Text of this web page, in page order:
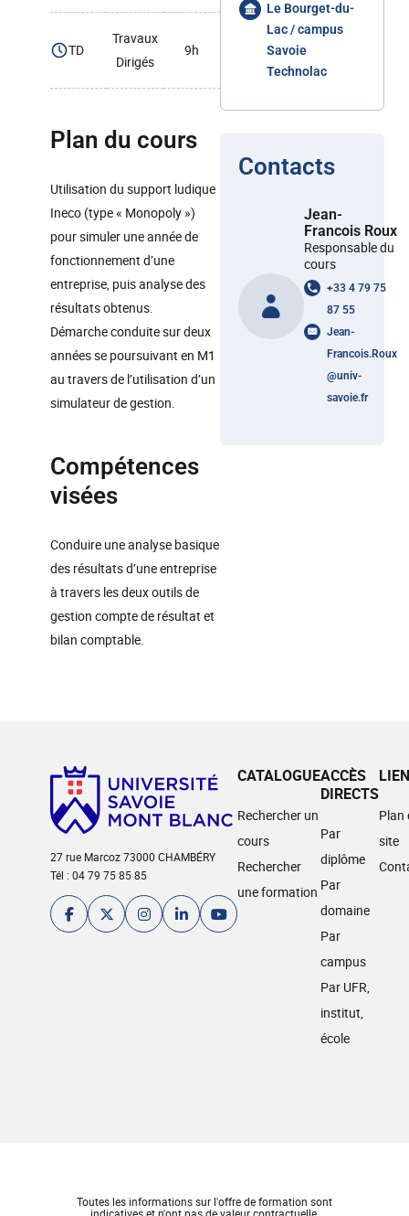
TD
Travaux
Dirigés
9h
Plan du cours
Utilisation du support ludique
Ineco (type « Monopoly »)
pour simuler une année de
fonctionnement d’une
entreprise, puis analyse des
résultats obtenus.
Démarche conduite sur deux
années se poursuivant en M1
au travers de l’utilisation d’un
simulateur de gestion.
Compétences
visées
Conduire une analyse basique
des résultats d’une entreprise
à travers les deux outils de
gestion compte de résultat et
bilan comptable.
Le Bourget-du-
Lac / campus
Savoie
Technolac
Contacts
Jean-
Francois Roux
Responsable du
cours
+33 4 79 75
87 55
Jean-
Francois.Roux
@univ-
savoie.fr
27 rue Marcoz 73000 CHAMBÉRY
Tél : 04 79 75 85 85
CATALOGUE
Rechercher un
cours
Rechercher
une formation
ACCÈS
DIRECTS
Par
diplôme
Par
domaine
Par
campus
Par UFR,
institut,
école
Plan
site
Toutes les informations sur l'offre de formation sont